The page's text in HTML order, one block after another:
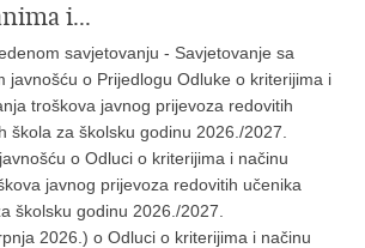
i...
savjetovanju - Savjetovanje sa
javnošću o Prijedlogu Odluke o kriterijima i
troškova javnog prijevoza redovitih
škola za školsku godinu 2026./2027.
o Odluci o kriterijima i načinu
javnog prijevoza redovitih učenika
školsku godinu 2026./2027.
2026.) o Odluci o kriterijima i načinu